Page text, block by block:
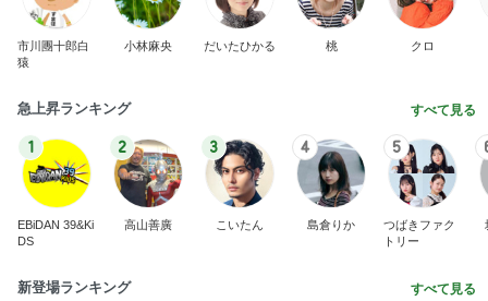
市川團十郎白
猿
小林麻央 だいたひかる 桃 クロ
急上昇ランキング すべて見る
1
EBiDAN 39&Ki
DS
2
高山善廣
3
こいたん
4
島倉りか
5
つばきファク
トリー
新登場ランキング すべて見る